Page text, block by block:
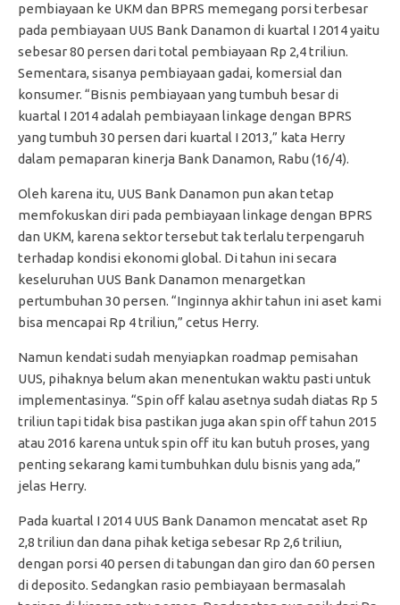
pembiayaan ke UKM dan BPRS memegang porsi terbesar
pada pembiayaan UUS Bank Danamon di kuartal I 2014 yaitu
sebesar 80 persen dari total pembiayaan Rp 2,4 triliun.
Sementara, sisanya pembiayaan gadai, komersial dan
konsumer. “Bisnis pembiayaan yang tumbuh besar di
kuartal I 2014 adalah pembiayaan linkage dengan BPRS
yang tumbuh 30 persen dari kuartal I 2013,” kata Herry
dalam pemaparan kinerja Bank Danamon, Rabu (16/4).
Oleh karena itu, UUS Bank Danamon pun akan tetap
memfokuskan diri pada pembiayaan linkage dengan BPRS
dan UKM, karena sektor tersebut tak terlalu terpengaruh
terhadap kondisi ekonomi global. Di tahun ini secara
keseluruhan UUS Bank Danamon menargetkan
pertumbuhan 30 persen. “Inginnya akhir tahun ini aset kami
bisa mencapai Rp 4 triliun,” cetus Herry.
Namun kendati sudah menyiapkan roadmap pemisahan
UUS, pihaknya belum akan menentukan waktu pasti untuk
implementasinya. “Spin off kalau asetnya sudah diatas Rp 5
triliun tapi tidak bisa pastikan juga akan spin off tahun 2015
atau 2016 karena untuk spin off itu kan butuh proses, yang
penting sekarang kami tumbuhkan dulu bisnis yang ada,”
jelas Herry.
Pada kuartal I 2014 UUS Bank Danamon mencatat aset Rp
2,8 triliun dan dana pihak ketiga sebesar Rp 2,6 triliun,
dengan porsi 40 persen di tabungan dan giro dan 60 persen
di deposito. Sedangkan rasio pembiayaan bermasalah